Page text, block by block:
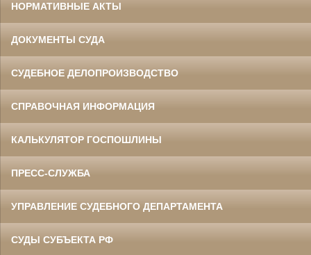
НОРМАТИВНЫЕ АКТЫ
ДОКУМЕНТЫ СУДА
СУДЕБНОЕ ДЕЛОПРОИЗВОДСТВО
СПРАВОЧНАЯ ИНФОРМАЦИЯ
КАЛЬКУЛЯТОР ГОСПОШЛИНЫ
ПРЕСС-СЛУЖБА
УПРАВЛЕНИЕ СУДЕБНОГО ДЕПАРТАМЕНТА
СУДЫ СУБЪЕКТА РФ